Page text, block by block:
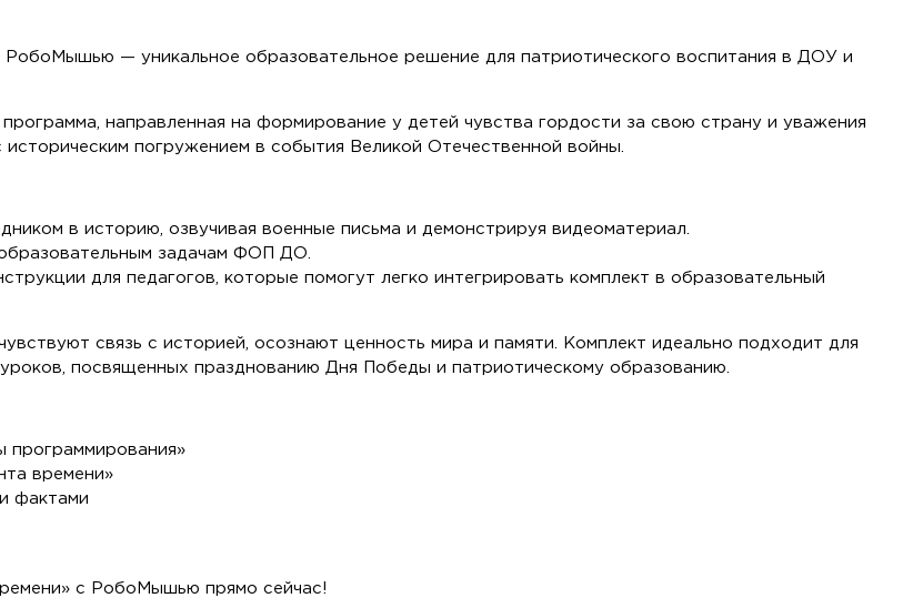
РобоМышью — уникальное образовательное решение для патриотического воспитания в ДОУ и
направленная на формирование у детей чувства гордости за свою страну и уважения
погружением в события Великой Отечественной войны.
в историю, озвучивая военные письма и демонстрируя видеоматериал.
задачам ФОП ДО.
для педагогов, которые помогут легко интегрировать комплект в образовательный
связь с историей, осознают ценность мира и памяти. Комплект идеально подходит для
посвященных празднованию Дня Победы и патриотическому образованию.
времени»
фактами
с РобоМышью прямо сейчас!